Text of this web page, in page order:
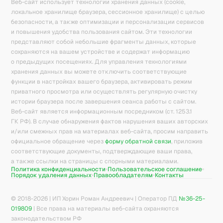
Веб-сайт использует технологии хранения данных (cookie,
локальное хранилище браузера, сессионное хранилище) с целью
безопасности, а также оптимизации и персонализации сервисов
и повышения удобства пользования сайтом. Эти технологии
представляют собой небольшие фрагменты данных, которые
сохраняются на вашем устройстве и содержат информацию
о предыдущих посещениях. Для управления технологиями
хранения данных вы можете отключить соответствующие
функции в настройках вашего браузера, активировать режим
приватного просмотра или осуществлять регулярную очистку
истории браузера после завершения сеанса работы с сайтом.
Веб-сайт является информационным посредником (ст. 1253.1
ГК РФ). В случае обнаружения фактов нарушения ваших авторских
и/или смежных прав на материалах веб-сайта, просим направить
официальное обращение через форму обратной связи, приложив
соответствующие документы, подтверждающие ваши права,
а также ссылки на страницы с спорными материалами.
Политика конфиденциальности Пользовательское соглашение
Порядок удаления данных Правообладателям Контакты
© 2018-2026 | ИП Хорин Роман Андреевич | Оператор ПД №36-25-
019809 | Все права на материалы веб-сайта охраняются
законодательством РФ